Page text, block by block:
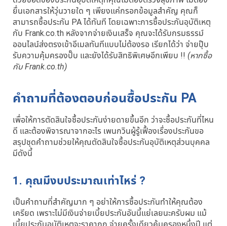
ยื่นเอกสารให้วุ่นวายใด ๆ เพียงแค่กรอกข้อมูลสำคัญ คุณก็
สามารถซื้อประกัน PA ได้ทันที โดยเฉพาะการซื้อประกันอุบัติเหตุ
กับ Frank.co.th หลังจากจ่ายเงินเสร็จ คุณจะได้รับกรมธรรม์
ออนไลน์ส่งตรงเข้าอีเมลทันทีแบบไม่ต้องรอ เรียกได้ว่า จ่ายปุ๊บ
รับความคุ้มครองปั๊บ และยังได้รับสิทธิพิเศษอีกเพียบ !! (หากซื้อ
กับ Frank.co.th)
คำถามที่ต้องตอบก่อนซื้อประกัน PA
เพื่อให้การตัดสินใจซื้อประกันง่ายดายขึ้นอีก ว่าจะซื้อประกันที่ไหน
ดี และต้องพิจารณาจากอะไร เพนกวินผู้รู้เฟื้องเรื่องประกันขอ
สรุปชุดคำถามช่วยให้คุณตัดสินใจซื้อประกันอุบัติเหตุส่วนบุคคล
มีดังนี้
1. คุณมีงบประมาณเท่าไหร่ ?
เป็นคำถามที่สำคัญมาก ๆ อย่าให้การซื้อประกันทำให้คุณต้อง
เครียด เพราะไม่มีเงินจ่ายเบี้ยประกันอันนี้แย่เลยนะครับผม แม้